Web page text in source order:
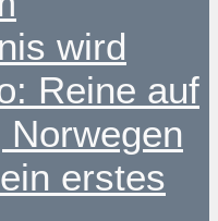
wird
Reine auf
erstes